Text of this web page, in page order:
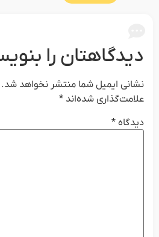
دیدگاهتان را
نشانی ایمیل شما منتشر نخواهد شد.
علامت‌گذاری شده‌اند *
دیدگاه *